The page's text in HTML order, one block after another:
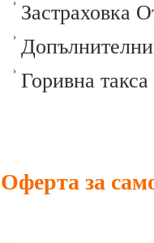
Застраховка
Горивна
Оферта за